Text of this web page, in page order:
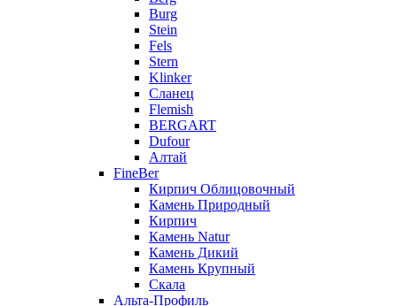
Burg
Stein
Fels
Stern
Klinker
Сланец
Flemish
BERGART
Dufour
Алтай
FineBer
Кирпич Облицовочный
Камень Природный
Кирпич
Камень Natur
Камень Дикий
Камень Крупный
Скала
Альта-Профиль